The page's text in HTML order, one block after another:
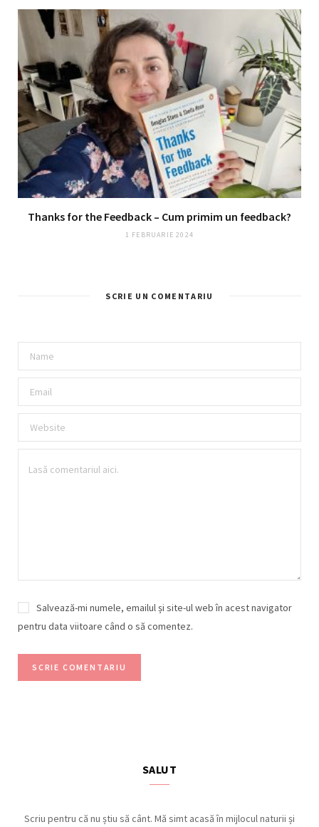
Thanks for the Feedback – Cum primim un feedback?
1 FEBRUARIE 2024
SCRIE UN COMENTARIU
Salvează-mi numele, emailul și site-ul web în acest navigator
pentru data viitoare când o să comentez.
SALUT
Scriu pentru că nu știu să cânt. Mă simt acasă în mijlocul naturii și